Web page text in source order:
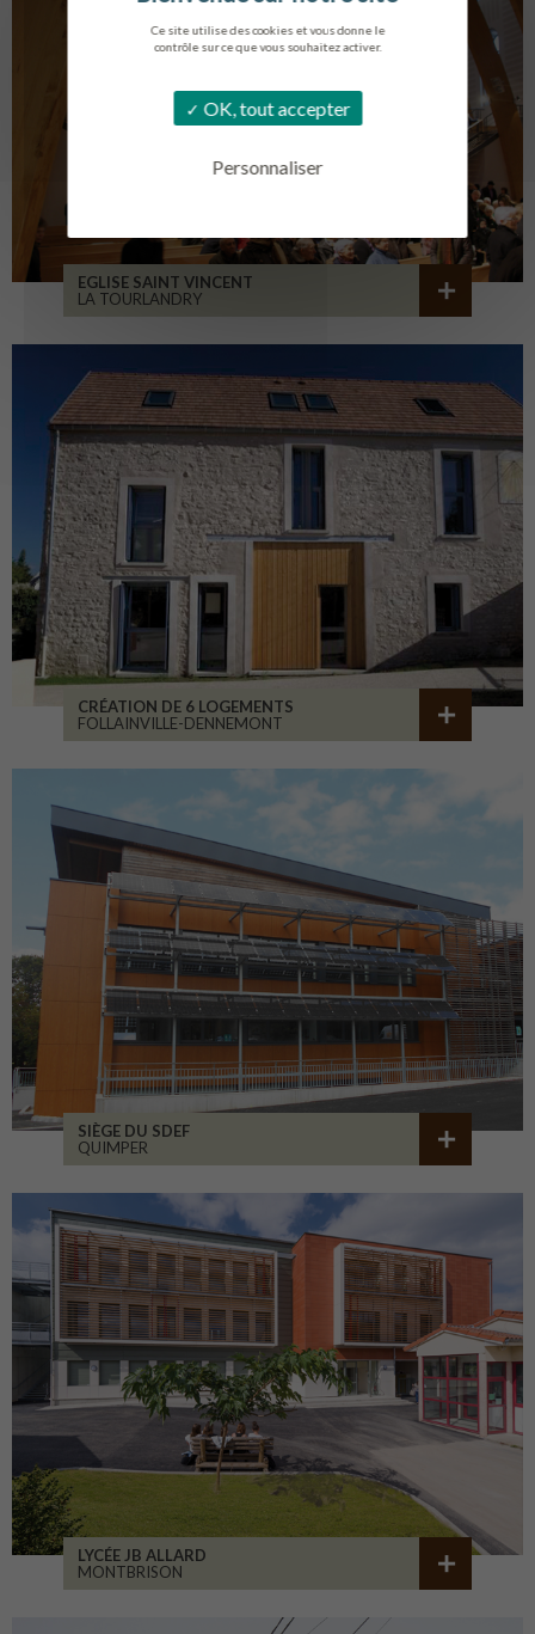
Ce site utilise des cookies et vous donne le
contrôle sur ce que vous souhaitez activer.
OK, tout accepter
Personnaliser
EGLISE SAINT VINCENT
LA TOURLANDRY
CRÉATION DE 6 LOGEMENTS
FOLLAINVILLE-DENNEMONT
SIÈGE DU SDEF
QUIMPER
LYCÉE JB ALLARD
MONTBRISON